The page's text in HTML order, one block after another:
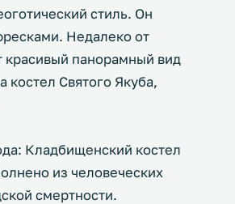
стиль. Он
Недалеко от
красивый панорамный вид
костел Святого Якуба,
Кладбищенский костел
из человеческих
смертности.